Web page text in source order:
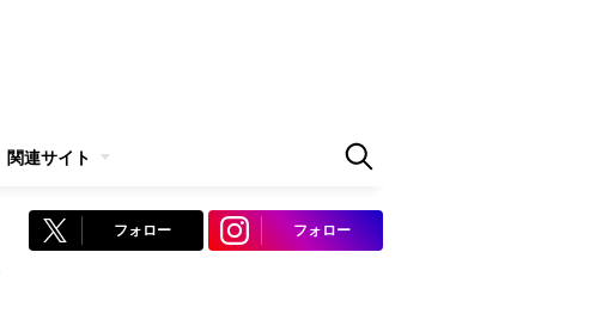
関連サイト
フォロー フォロー